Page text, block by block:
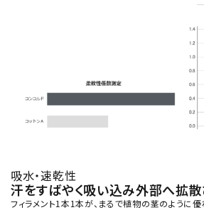
吸水・速乾性
汗をすばやく吸い込み外部へ拡
フィラメント1本1本が、まるで植物の茎のように